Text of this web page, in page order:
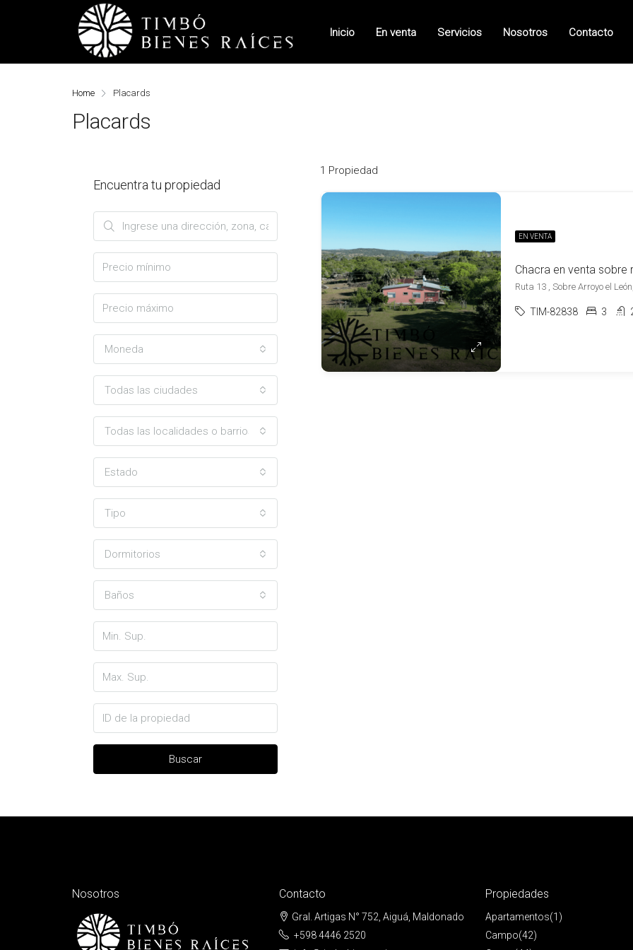
Inicio En venta Servicios Nosotros Contacto
Home Placards
Placards
1 Propiedad
EN VENTA
Ruta 13 , Sobre Arroyo el
TIM-82838 3
Encuentra tu propiedad
Moneda
Todas las ciudades
Todas las localidades o barrios
Estado
Tipo
Dormitorios
Baños
Buscar
Nosotros Contacto
Gral. Artigas N° 752, Aiguá, Maldonado
+598 4446 2520
Propiedades
Apartamentos(1)
Campo(42)